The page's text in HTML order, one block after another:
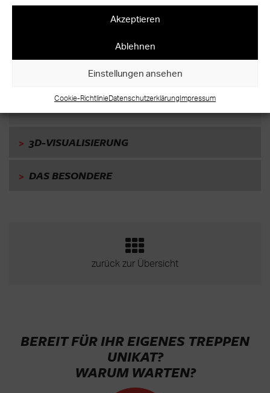
Akzeptieren
Ablehnen
Einstellungen ansehen
Cookie-RichtlinieDatenschutzerklärungImpressum
eine stilvolle Absturzsicherung aus Glas, die so
zurückhaltend gestaltet ist, dass sie die Kunst im
für das aus Mineralwerkstoff gefertigte Podest in
diesem Raum: Die Kunstwerke an Wänden und auf
Podesten sollen bestmöglich zur Geltung kommen.
> 3D-VISUALISIERUNG
> DAS BESONDERE
zurück zur Übersicht
BEREIT FÜR IHR EIGENES TREPPEN
UNIKAT?
WARUM WARTEN?